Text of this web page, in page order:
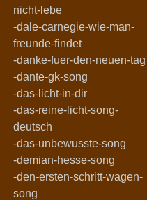
nicht-lebe
-dale-carnegie-wie-man-
freunde-findet
-danke-fuer-den-neuen-tag
-dante-gk-song
-das-licht-in-dir
-das-reine-licht-song-
deutsch
-das-unbewusste-song
-demian-hesse-song
-den-ersten-schritt-wagen-
song